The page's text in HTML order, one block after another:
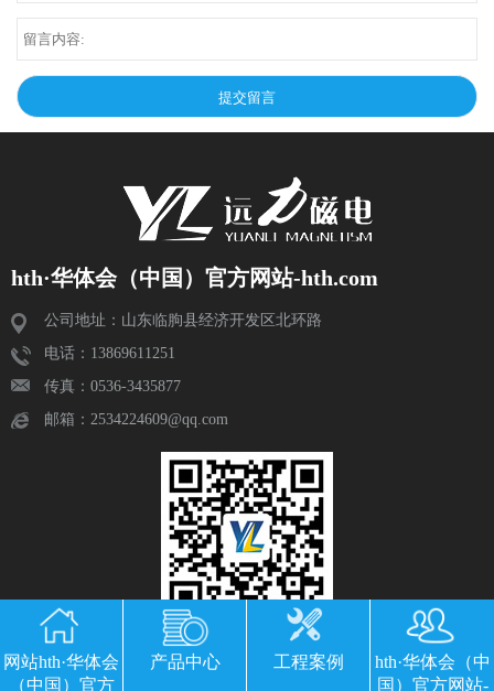
hth·华体会（中国）官方网站-hth.com
公司地址：山东临朐县经济开发区北环路
电话：13869611251
传真：0536-3435877
邮箱：2534224609@qq.com
网站hth·华体会
（中国）官方
产品中心 工程案例
hth·华体会（中
国）官方网站-